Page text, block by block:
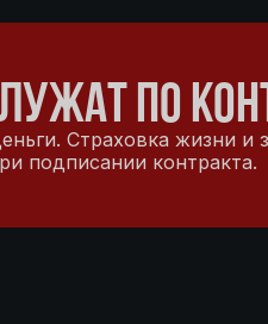
ПО
Страховка жизни
подписании контракта.